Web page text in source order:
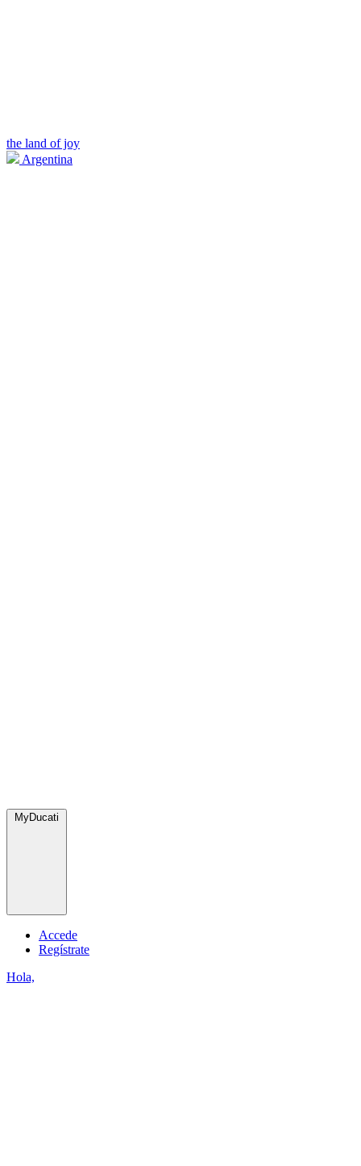
the land of joy
Argentina
MyDucati
Accede
Regístrate
Hola,